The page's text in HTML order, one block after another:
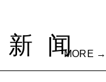
新闻
MORE →